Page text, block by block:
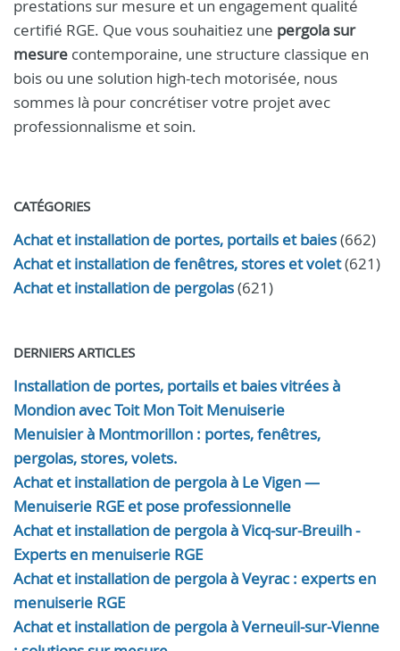
prestations sur mesure et un engagement qualité
certifié RGE. Que vous souhaitiez une pergola sur
mesure contemporaine, une structure classique en
bois ou une solution high-tech motorisée, nous
sommes là pour concrétiser votre projet avec
professionnalisme et soin.
CATÉGORIES
Achat et installation de portes, portails et baies(662)
Achat et installation de fenêtres, stores et volet(621)
Achat et installation de pergolas(621)
DERNIERS ARTICLES
Installation de portes, portails et baies vitrées à
Mondion avec Toit Mon Toit Menuiserie
Menuisier à Montmorillon : portes, fenêtres,
pergolas, stores, volets.
Achat et installation de pergola à Le Vigen —
Menuiserie RGE et pose professionnelle
Achat et installation de pergola à Vicq-sur-Breuilh -
Experts en menuiserie RGE
Achat et installation de pergola à Veyrac : experts en
menuiserie RGE
Achat et installation de pergola à Verneuil-sur-Vienne